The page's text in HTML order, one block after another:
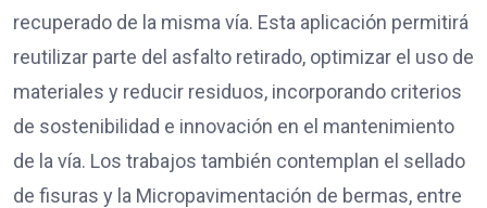
recuperado de la misma vía. Esta aplicación permitirá
reutilizar parte del asfalto retirado, optimizar el uso de
materiales y reducir residuos, incorporando criterios
de sostenibilidad e innovación en el mantenimiento
de la vía. Los trabajos también contemplan el sellado
de fisuras y la Micropavimentación de bermas, entre